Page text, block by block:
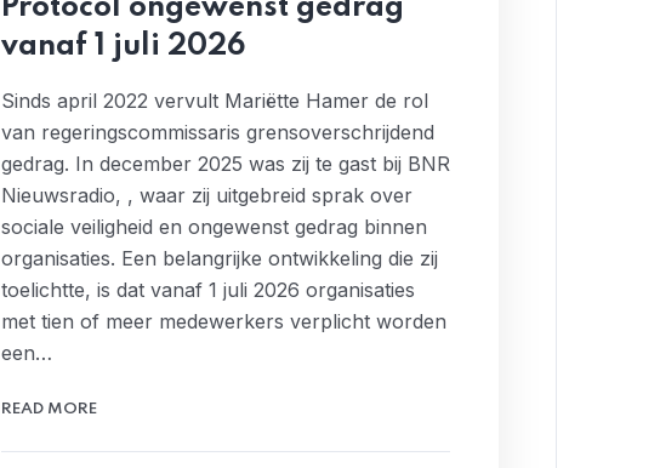
Protocol ongewenst gedrag
vanaf 1 juli 2026
Sinds april 2022 vervult Mariëtte Hamer de rol
van regeringscommissaris grensoverschrijdend
gedrag. In december 2025 was zij te gast bij BNR
Nieuwsradio, , waar zij uitgebreid sprak over
sociale veiligheid en ongewenst gedrag binnen
organisaties. Een belangrijke ontwikkeling die zij
toelichtte, is dat vanaf 1 juli 2026 organisaties
met tien of meer medewerkers verplicht worden
een…
READ MORE